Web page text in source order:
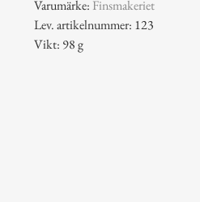
Varumärke: Finsmakeriet
Lev. artikelnummer: 123
Vikt: 98 g